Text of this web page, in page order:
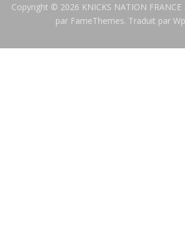
Copyright © 2026 KNICKS NATION FRANCE
par FameThemes. Traduit par